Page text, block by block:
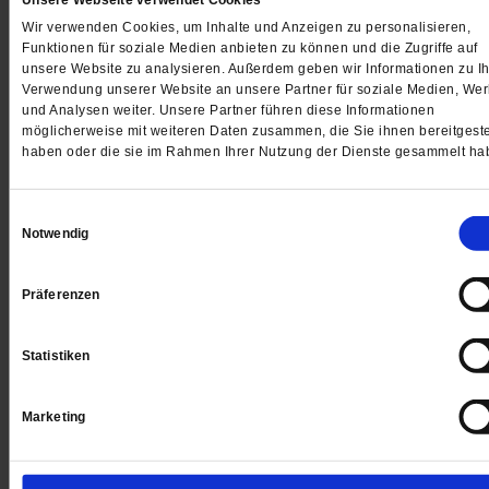
Wir verwenden Cookies, um Inhalte und Anzeigen zu personalisieren,
Funktionen für soziale Medien anbieten zu können und die Zugriffe auf
unsere Website zu analysieren. Außerdem geben wir Informationen zu
Verwendung unserer Website an unsere Partner für soziale Medien,
und Analysen weiter. Unsere Partner führen diese Informationen
möglicherweise mit weiteren Daten zusammen, die Sie ihnen
haben oder die sie im Rahmen Ihrer Nutzung der Dienste gesammelt
Notwendig
Präferenzen
Statistiken
Marketing
vonBarbara Tambour
Demo-Aufruf